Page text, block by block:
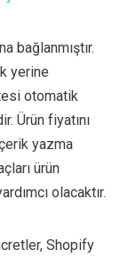
bağlanmıştır.
yerine
otomatik
Ürün fiyatını
yazma
ürün
olacaktır.
Shopify